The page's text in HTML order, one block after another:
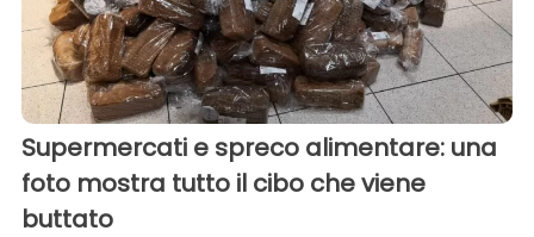
Supermercati e spreco alimentare: una
foto mostra tutto il cibo che viene
buttato